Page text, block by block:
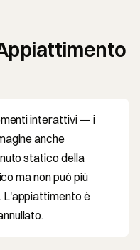
interattivi — i
anche
statico della
ma non può più
L'appiattimento è